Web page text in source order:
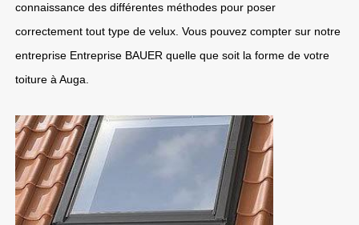
connaissance des différentes méthodes pour poser
correctement tout type de velux. Vous pouvez compter sur notre
entreprise Entreprise BAUER quelle que soit la forme de votre
toiture à Auga.